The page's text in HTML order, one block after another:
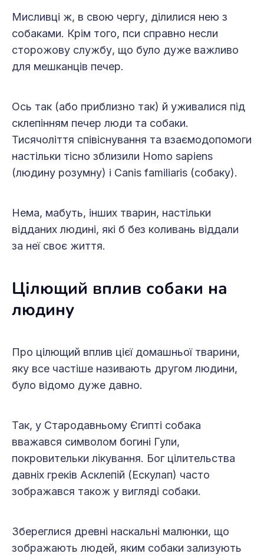
Мисливці ж, в свою чергу, ділилися нею з
собаками. Крім того, пси справно несли
сторожову службу, що було дуже важливо
для мешканців печер.
Ось так (або приблизно так) й уживалися під
склепінням печер люди та собаки.
Тисячоліття співіснування та взаємодопомоги
настільки тісно зблизили Homo sapiens
(людину розумну) і Canis familiaris (собаку).
Нема, мабуть, інших тварин, настільки
відданих людині, які б без коливань віддали
за неї своє життя.
Цілющий вплив собаки на
людину
Про цілющий вплив цієї домашньої тварини,
яку все частіше називають другом людини,
було відомо дуже давно.
Так, у Стародавньому Єгипті собака
вважався символом богині Гули,
покровительки лікування. Бог цілительства
давніх греків Асклепій (Ескулап) часто
зображався також у вигляді собаки.
Збереглися древні наскальні малюнки, що
зображають людей, яким собаки зализують